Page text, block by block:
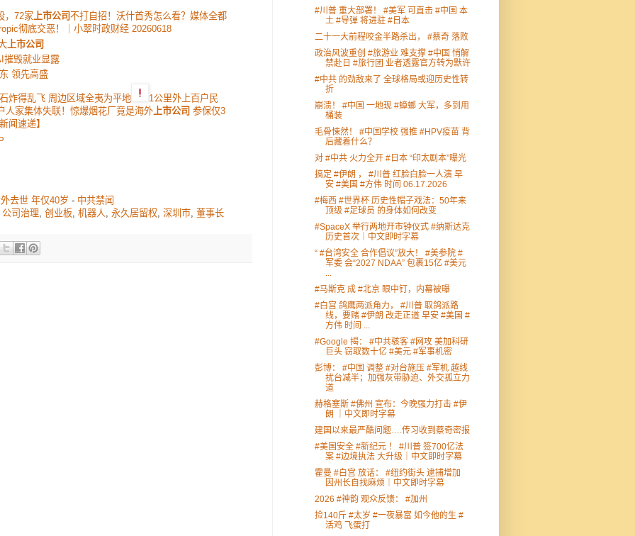
，72家上市公司不打自招！沃什首秀怎么看？媒体全都
彻底交恶！｜小翠时政财经 20260618
上市公司
摧毁就业显露
领先高盛
炸得乱飞 周边区域全夷为平地
1公里外上百户民
人家集体失联！惊爆烟花厂竟是海外 上市公司 参保仅3
闻速递】
去世 年仅40岁 - 中共禁闻
公司治理, 创业板, 机器人, 永久居留权, 深圳市, 董事长
#川普 重大部署！ #美军 可直击 #中国 本
土 #导弹 将进驻 #日本
二十一大前程咬金半路杀出， #蔡奇 落败
政治风波重创 #旅游业 难支撑 #中国 悄解
禁赴日 #旅行团 业者透露官方转为默许
#中共 的劲敌来了 全球格局或迎历史性转
折
崩溃！ #中国 一地现 #蟑螂 大军，多到用
桶装
毛骨悚然！ #中国学校 强推 #HPV疫苗 背
后藏着什么？
对 #中共 火力全开 #日本 “印太剧本”曝光
搞定 #伊朗 ， #川普 红脸白脸一人演 早
安 #美国 #方伟 时间 06.17.2026
#梅西 #世界杯 历史性帽子戏法：50年来
顶级 #足球员 的身体如何改变
#SpaceX 举行两地开市钟仪式 #纳斯达克
历史首次｜中文即时字幕
“ #台湾安全 合作倡议”放大！ #美参院 #
军委 会“2027 NDAA” 包裹15亿 #美元
...
#马斯克 成 #北京 眼中钉，内幕被曝
#白宫 鸽鹰两派角力， #川普 取鸽派路
线，要赌 #伊朗 改走正道 早安 #美国 #
方伟 时间 ...
#Google 揭： #中共骇客 #网攻 美加科研
巨头 窃取数十亿 #美元 #军事机密
彭博： #中国 调整 #对台施压 #军机 越线
扰台减半；加强灰带胁迫、外交孤立力
道
赫格塞斯 #佛州 宣布：今晚强力打击 #伊
朗 ｜中文即时字幕
建国以来最严酷问题….传习收到蔡奇密报
#美国安全 #新纪元 ！ #川普 签700亿法
案 #边境执法 大升级｜中文即时字幕
霍曼 #白宫 放话： #纽约街头 逮捕增加
因州长自找麻烦｜中文即时字幕
2026 #神韵 观众反馈： #加州
捡140斤 #太岁 #一夜暴富 如今他的生 #
活鸡 飞蛋打